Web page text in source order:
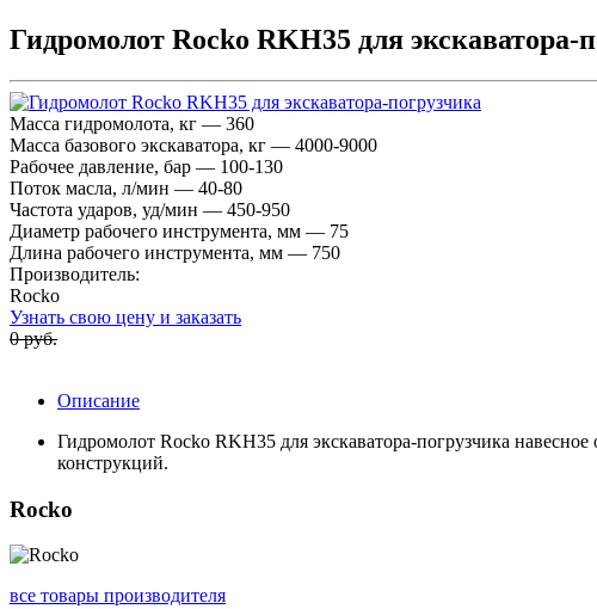
Гидромолот Rocko RKH35 для экскаватора-
Масса гидромолота, кг — 360
Масса базового экскаватора, кг — 4000-9000
Рабочее давление, бар — 100-130
Поток масла, л/мин — 40-80
Частота ударов, уд/мин — 450-950
Диаметр рабочего инструмента, мм — 75
Длина рабочего инструмента, мм — 750
Производитель:
Rocko
Узнать свою цену и заказать
0 руб.
Описание
Гидромолот Rocko RKH35 для экскаватора-погрузчика
конструкций.
Rocko
все товары производителя